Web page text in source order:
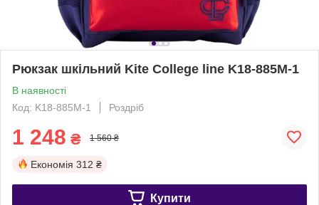
Рюкзак шкільний Kite Сollege line K18-885M-1
В наявності
Код: K18-885M-1
Роздріб
1 248 ₴ 1 560 ₴
Економія 312 ₴
Купити